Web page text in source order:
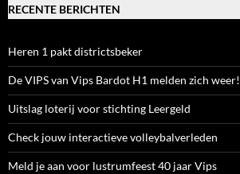
RECENTE BERICHTEN
Heren 1 pakt districtsbeker
De VIPS van Vips Bardot H1 melden zich weer!
Uitslag loterij voor stichting Leergeld
Check jouw interactieve volleybalverleden
Meld je aan voor lustrumfeest 40 jaar Vips